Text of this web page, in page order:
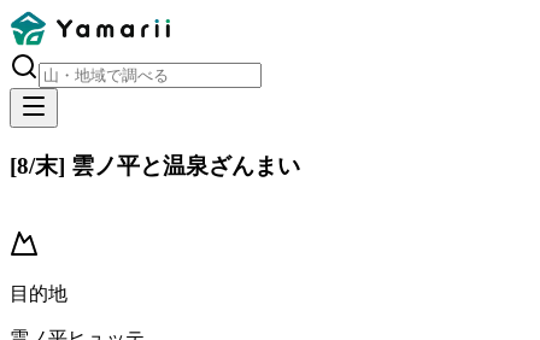
[8/末] 雲ノ平と温泉ざんまい
目的地